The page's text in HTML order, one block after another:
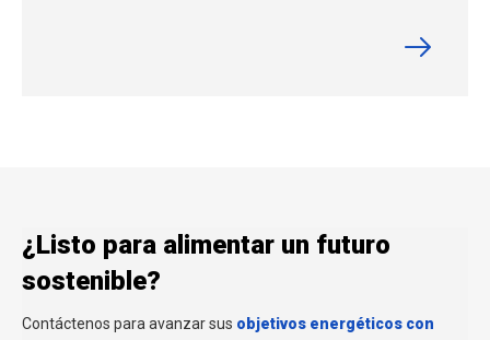
¿Listo para alimentar un futuro
sostenible?
Contáctenos para avanzar sus objetivos energéticos con